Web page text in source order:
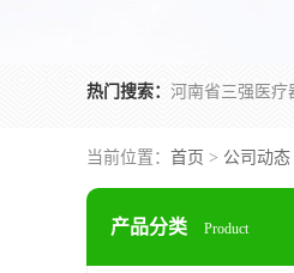
热门搜索：
当前位置： 首页 > 公司动态
产品分类 Product